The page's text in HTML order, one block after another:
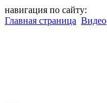
навигация по сайту:
Главная страница Видео